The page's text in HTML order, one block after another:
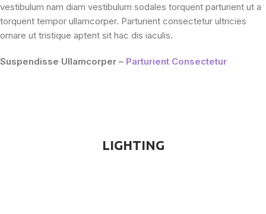
vestibulum nam diam vestibulum sodales torquent parturient ut a
torquent tempor ullamcorper. Parturient consectetur ultricies
ornare ut tristique aptent sit hac dis iaculis.
Suspendisse Ullamcorper – Parturient Consectetur
LIGHTING